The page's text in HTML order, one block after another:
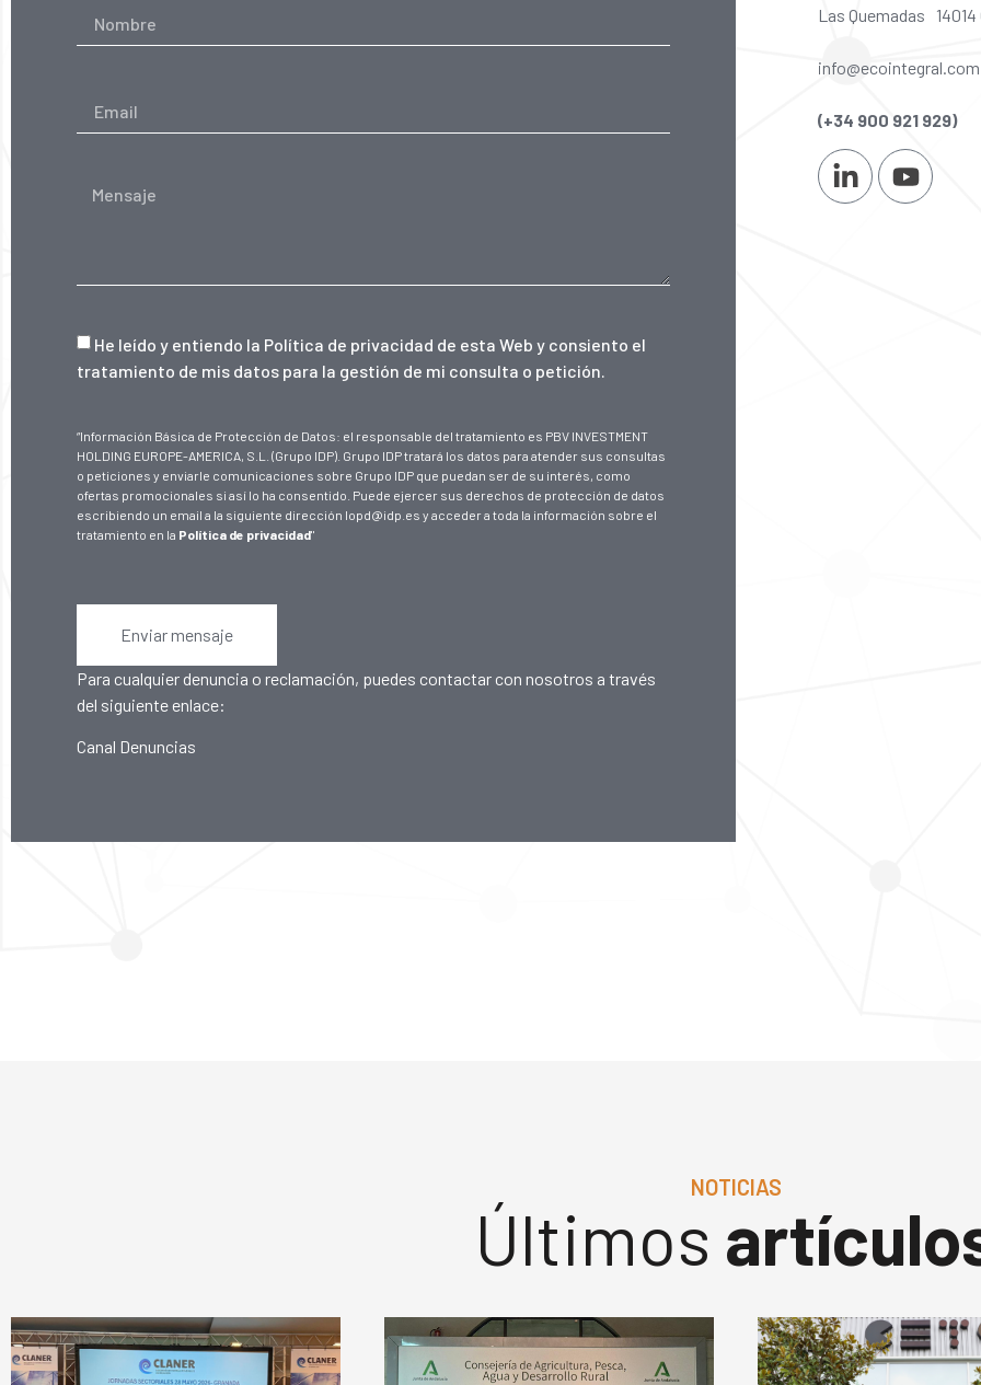
He leído y entiendo la Política de privacidad de esta Web y consiento el
tratamiento de mis datos para la gestión de mi consulta o petición.
“Información Básica de Protección de Datos: el responsable del tratamiento es PBV INVESTMENT
HOLDING EUROPE-AMERICA, S.L. (Grupo IDP). Grupo IDP tratará los datos para atender sus consultas
o peticiones y enviarle comunicaciones sobre Grupo IDP que puedan ser de su interés, como
ofertas promocionales si así lo ha consentido. Puede ejercer sus derechos de protección de datos
escribiendo un email a la siguiente dirección lopd@idp.es y acceder a toda la información sobre el
tratamiento en la Política de privacidad"
Enviar mensaje
Para cualquier denuncia o reclamación, puedes contactar con nosotros a través
del siguiente enlace:
Canal Denuncias
Las Quemadas 14014
info@ecointegral.com
(+34 900 921 929)
NOTICIAS
Últimos